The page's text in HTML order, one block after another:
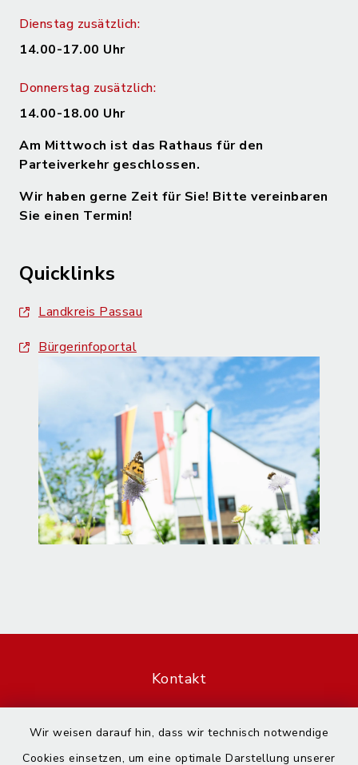
Wir weisen darauf hin, dass wir technisch notwendige
Cookies einsetzen, um eine optimale Darstellung unserer
Dienstag zusätzlich:
14.00-17.00 Uhr
Donnerstag zusätzlich:
14.00-18.00 Uhr
Am Mittwoch ist das Rathaus für den
Parteiverkehr geschlossen.
Wir haben gerne Zeit für Sie! Bitte vereinbaren
Sie einen Termin!
Quicklinks
Landkreis Passau
Bürgerinfoportal
Kontakt